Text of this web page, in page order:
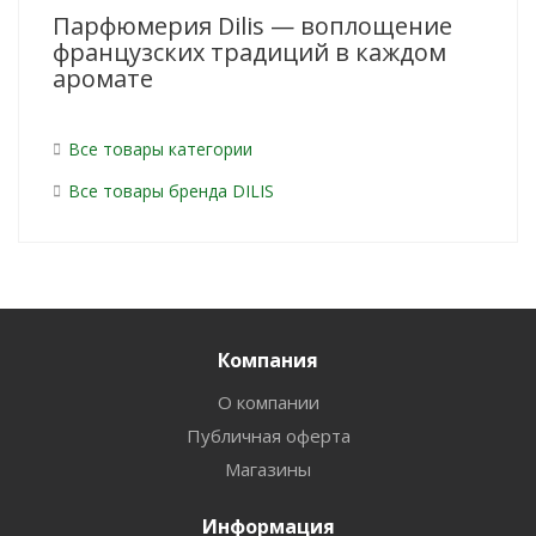
Парфюмерия Dilis — воплощение
французских традиций в каждом
аромате
Все товары категории
Все товары бренда DILIS
Компания
О компании
Публичная оферта
Магазины
Информация